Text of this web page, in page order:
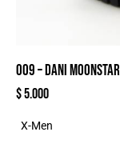
009 – DANI MOONSTAR
$5.000
X-Men